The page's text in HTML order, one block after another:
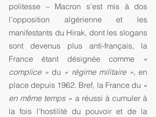
politesse – Macron s’est mis à dos
l’opposition algérienne et les
manifestants du Hirak, dont les slogans
sont devenus plus anti-français, la
France étant désignée comme
«
complice » du « régime militaire », en
place depuis 1962. Bref, la France du «
en même temps » a réussi à cumuler à
la fois l’hostilité du pouvoir et de la